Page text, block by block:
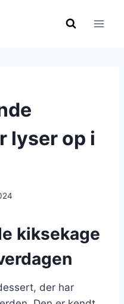
lyser op i
kiksekage
der har